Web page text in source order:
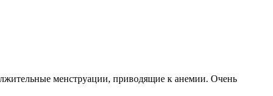
менструации, приводящие к анемии. Очень